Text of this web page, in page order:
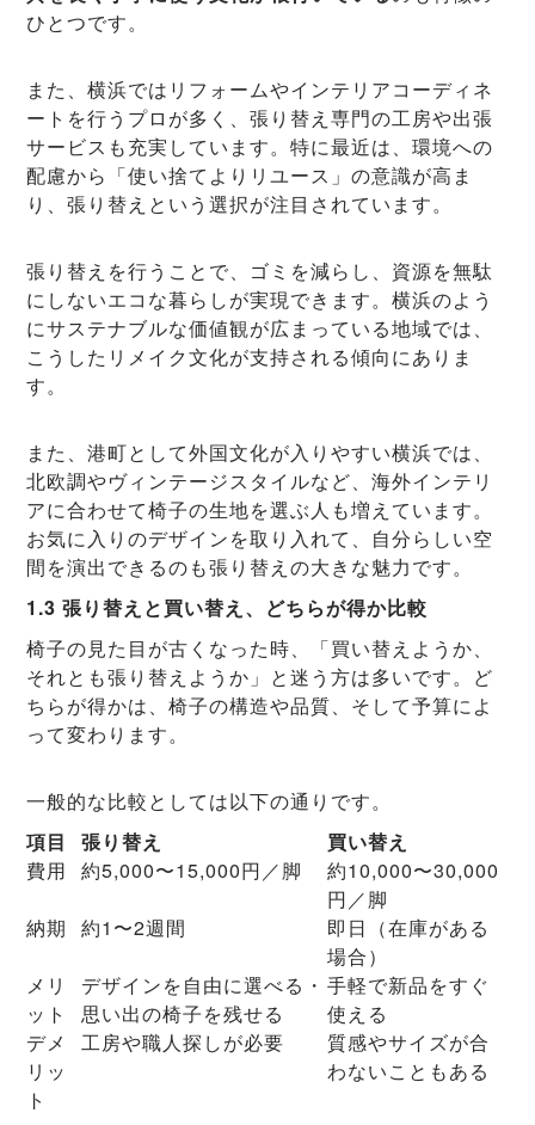
ひとつです。
また、横浜ではリフォームやインテリアコーディネ
ートを行うプロが多く、張り替え専門の工房や出張
サービスも充実しています。特に最近は、環境への
配慮から「使い捨てよりリユース」の意識が高ま
り、張り替えという選択が注目されています。
張り替えを行うことで、ゴミを減らし、資源を無駄
にしないエコな暮らしが実現できます。横浜のよう
にサステナブルな価値観が広まっている地域では、
こうしたリメイク文化が支持される傾向にありま
す。
また、港町として外国文化が入りやすい横浜では、
北欧調やヴィンテージスタイルなど、海外インテリ
アに合わせて椅子の生地を選ぶ人も増えています。
お気に入りのデザインを取り入れて、自分らしい空
間を演出できるのも張り替えの大きな魅力です。
1.3 張り替えと買い替え、どちらが得か比較
椅子の見た目が古くなった時、「買い替えようか、
それとも張り替えようか」と迷う方は多いです。ど
ちらが得かは、椅子の構造や品質、そして予算によ
って変わります。
一般的な比較としては以下の通りです。
項目
張り替え
買い替え
費用
約5,000〜15,000円／脚
約10,000〜30,000
円／脚
納期
約1〜2週間
即日（在庫がある
場合）
メリ
ット
デザインを自由に選べる・
思い出の椅子を残せる
手軽で新品をすぐ
使える
デメ
リッ
ト
工房や職人探しが必要
質感やサイズが合
わないこともある